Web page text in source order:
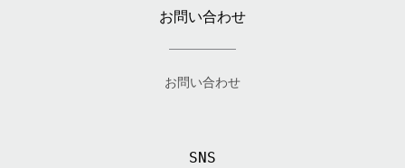
お問い合わせ
お問い合わせ
SNS